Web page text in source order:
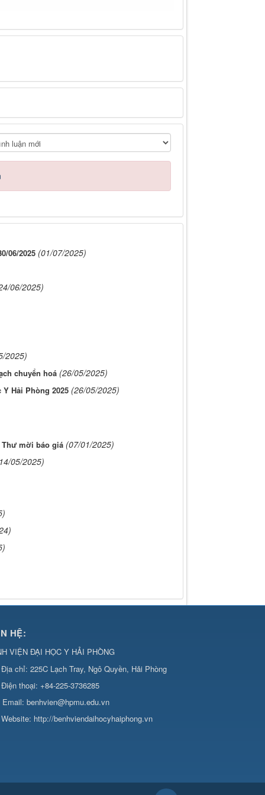
06/2025 (01/07/2025)
06/2025)
2025)
chuyển hoá (26/05/2025)
Hải Phòng 2025 (26/05/2025)
Thư mời báo giá (07/01/2025)
05/2025)
HỆ:
VIỆN ĐẠI HỌC Y HẢI PHÒNG
Địa chỉ: 225C Lạch Tray, Ngô Quyền, Hải Phòng
Điện thoại: +84-225-3736285
Email: benhvien@hpmu.edu.vn
Website: http://benhviendaihocyhaiphong.vn